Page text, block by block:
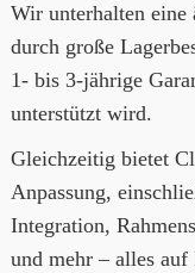
Wir unterhalten eine
durch große
1- bis 3-jährige
unterstützt wird.
Gleichzeitig bietet
Anpassung,
Integration,
und mehr – alles